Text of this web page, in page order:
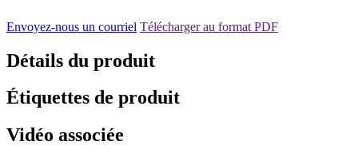
Envoyez-nous un courriel Télécharger au format PDF
Détails du produit
Étiquettes de produit
Vidéo associée